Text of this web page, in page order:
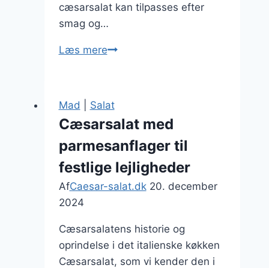
cæsarsalat kan tilpasses efter
smag og…
Læs mereCæsarsalat
oliven
til
snacktid
Mad Salat
Cæsarsalat med
parmesanflager til
festlige lejligheder
AfCaesar-salat.dk 20. december
2024
Cæsarsalatens historie og
oprindelse i det italienske køkken
Cæsarsalat, som vi kender den i